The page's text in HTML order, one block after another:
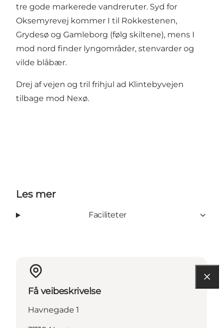
tre gode markerede vandreruter. Syd for
Oksemyrevej kommer I til Rokkestenen,
Grydesø og Gamleborg (følg skiltene), mens I
mod nord finder lyngområder, stenvarder og
vilde blåbær.
Drej af vejen og tril frihjul ad Klintebyvejen
tilbage mod Nexø.
Les mer
Faciliteter
Få veibeskrivelse
Havnegade 1